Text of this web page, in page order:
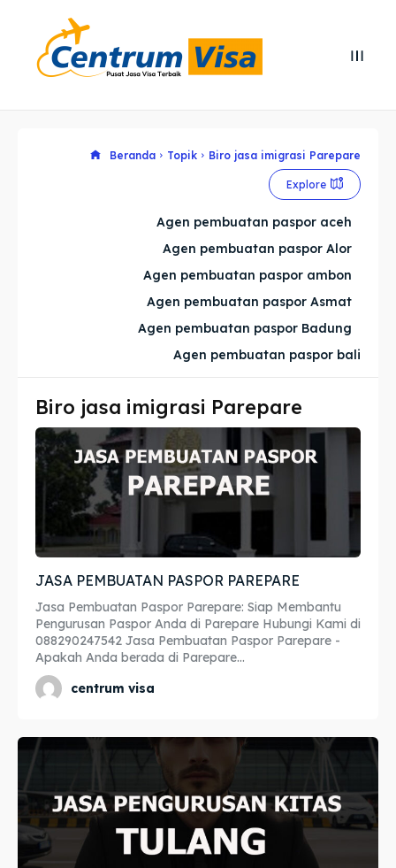
Explore our destinations
Imta
Legalisir
Apostille
Penerjemah
Asuransi
Blog
Explore our destinations
Imta
Legalisir
Apostille
Penerjemah
Asuransi
Blog
Beranda Topik Biro jasa imigrasi Parepare
Explore
Agen pembuatan paspor aceh
Agen pembuatan paspor Alor
Agen pembuatan paspor ambon
Agen pembuatan paspor Asmat
Agen pembuatan paspor Badung
Agen pembuatan paspor bali
Biro jasa imigrasi Parepare
JASA PEMBUATAN PASPOR PAREPARE
Jasa Pembuatan Paspor Parepare: Siap Membantu
Pengurusan Paspor Anda di Parepare Hubungi Kami di
088290247542 Jasa Pembuatan Paspor Parepare -
Apakah Anda berada di Parepare...
centrum visa